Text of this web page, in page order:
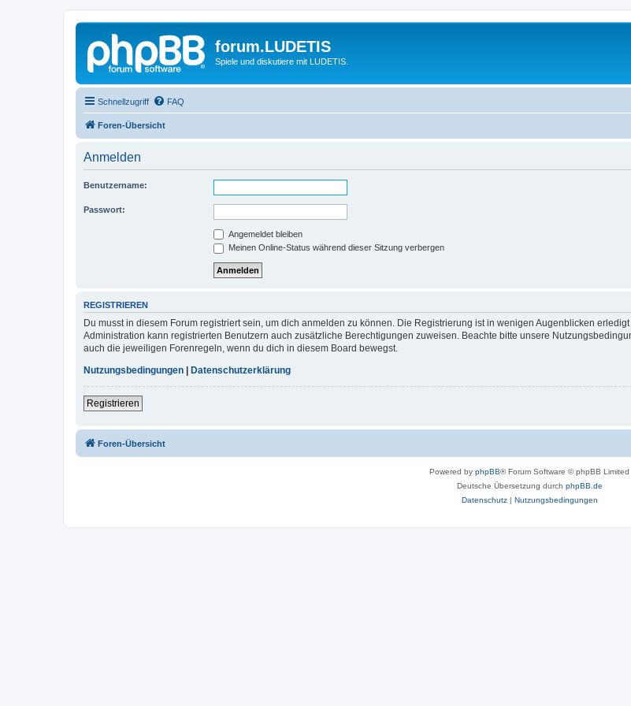
forum.LUDETIS
Spiele und diskutiere mit LUDETIS.
Schnellzugriff FAQ
Foren-Übersicht
Anmelden
Benutzername:
Passwort:
Angemeldet bleiben
Meinen Online-Status während dieser Sitzung verbergen
REGISTRIEREN
Du musst in diesem Forum registriert sein, um dich anmelden zu können. Die Registrierung ist in wenigen Augenblicken
Administration kann registrierten Benutzern auch zusätzliche Berechtigungen zuweisen. Beachte bitte unsere
auch die jeweiligen Forenregeln, wenn du dich in diesem Board bewegst.
Nutzungsbedingungen
Datenschutzerklärung
Registrieren
Foren-Übersicht
Powered by phpBB® Forum Software © phpBB Limited
Deutsche Übersetzung durch phpBB.de
Datenschutz| Nutzungsbedingungen